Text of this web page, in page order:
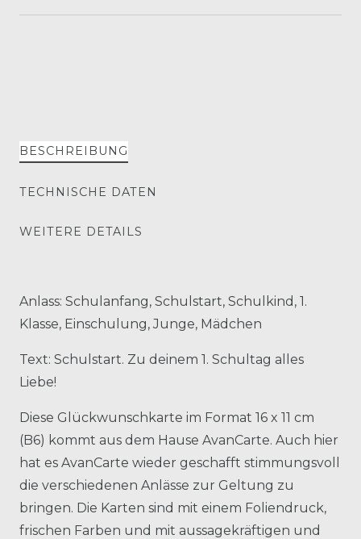
BESCHREIBUNG
TECHNISCHE DATEN
WEITERE DETAILS
Anlass: Schulanfang, Schulstart, Schulkind, 1.
Klasse, Einschulung, Junge, Mädchen
Text: Schulstart. Zu deinem 1. Schultag alles
Liebe!
Diese Glückwunschkarte im Format 16 x 11 cm
(B6) kommt aus dem Hause AvanCarte. Auch hier
hat es AvanCarte wieder geschafft stimmungsvoll
die verschiedenen Anlässe zur Geltung zu
bringen. Die Karten sind mit einem Foliendruck,
frischen Farben und mit aussagekräftigen und